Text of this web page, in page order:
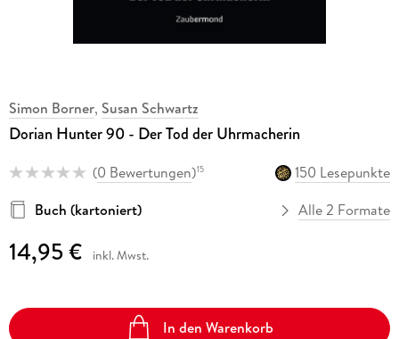
Simon Borner, Susan Schwartz
Dorian Hunter 90 - Der Tod der Uhrmacherin
(0 Bewertungen)15
150 Lesepunkte
Buch (kartoniert)
Alle 2 Formate
14,95 € inkl. Mwst.
In den Warenkorb